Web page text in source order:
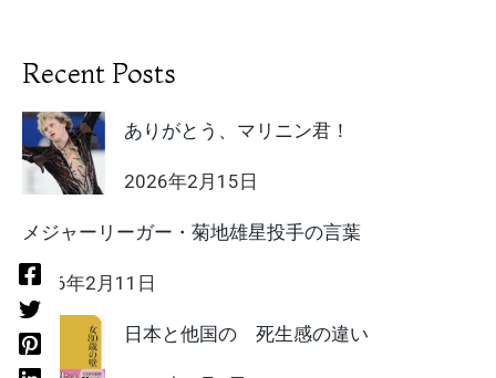
Recent Posts
ありがとう、マリニン君！
2026年2月15日
メジャーリーガー・菊地雄星投手の言葉
2026年2月11日
日本と他国の 死生感の違い